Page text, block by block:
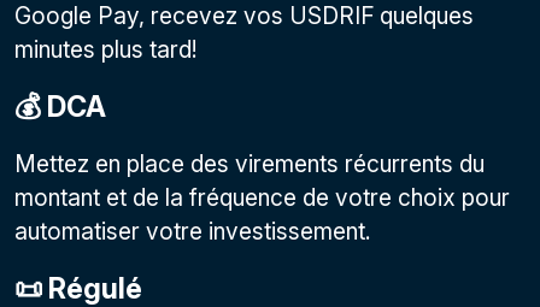
Google Pay, recevez vos USDRIF quelques
minutes plus tard!
💰 DCA
Mettez en place des virements récurrents du
montant et de la fréquence de votre choix pour
automatiser votre investissement.
📜 Régulé